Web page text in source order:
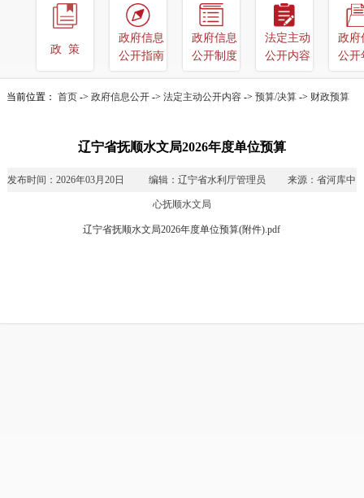
政策
政府信息
公开指南
政府信息
公开制度
法定主动
公开内容
政府
公开
当前位置：首页 ->政府信息公开 ->法定主动公开内容 ->预算/决算 -> 财政预算
辽宁省抚顺水文局2026年度单位预算
发布时间：2026年03月20日 编辑：辽宁省水利厅管理员 来源：省河库中
心抚顺水文局
辽宁省抚顺水文局2026年度单位预算(附件).pdf